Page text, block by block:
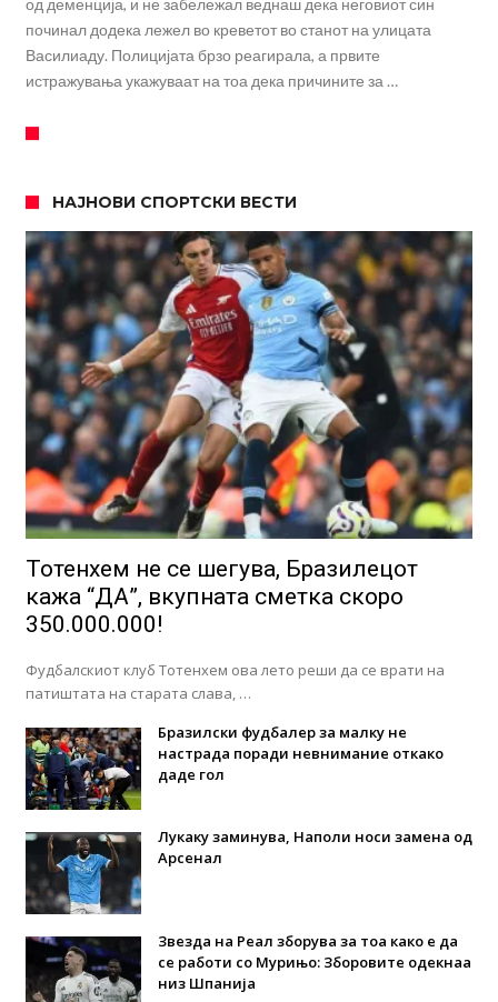
од деменција, и не забележал веднаш дека неговиот син
починал додека лежел во креветот во станот на улицата
Василиаду. Полицијата брзо реагирала, а првите
истражувања укажуваат на тоа дека причините за …
НАЈНОВИ СПОРТСКИ ВЕСТИ
Тотенхем не се шегува, Бразилецот
кажа “ДА”, вкупната сметка скоро
350.000.000!
Фудбалскиот клуб Тотенхем ова лето реши да се врати на
патиштата на старата слава, …
Бразилски фудбалер за малку не
настрада поради невнимание откако
даде гол
Лукаку заминува, Наполи носи замена од
Арсенал
Звезда на Реал зборува за тоа како е да
се работи со Мурињо: Зборовите одекнаа
низ Шпанија